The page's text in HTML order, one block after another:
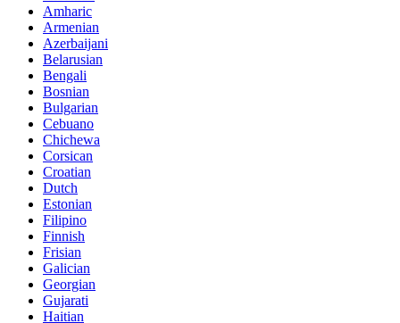
Amharic
Armenian
Azerbaijani
Belarusian
Bengali
Bosnian
Bulgarian
Cebuano
Chichewa
Corsican
Croatian
Dutch
Estonian
Filipino
Finnish
Frisian
Galician
Georgian
Gujarati
Haitian